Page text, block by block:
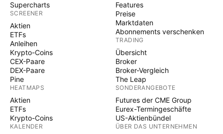
Supercharts
SCREENER
Aktien
ETFs
Anleihen
Krypto-Coins
CEX-Paare
DEX-Paare
Pine
HEATMAPS
Aktien
ETFs
Krypto-Coins
KALENDER
Features
Preise
Marktdaten
Abonnements verschenken
TRADING
Übersicht
Broker
Broker-Vergleich
The Leap
SONDERANGEBOTE
Futures der CME Group
Eurex-Termingeschäfte
US-Aktienbündel
ÜBER DAS UNTERNEHMEN